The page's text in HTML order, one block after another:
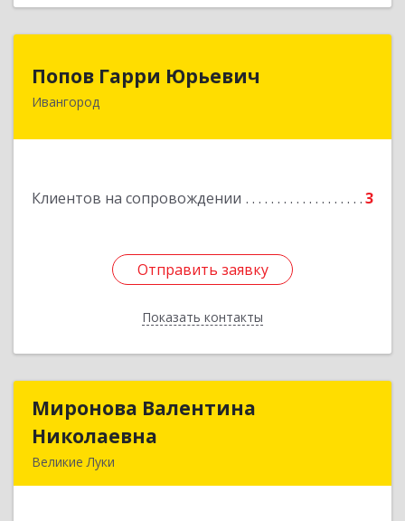
Попов Гарри Юрьевич
Ивангород
Клиентов на сопровождении 3
Отправить заявку
Показать контакты
Отправить заявку
Назад
Миронова Валентина
Николаевна
Великие Луки
Миронова Валентина